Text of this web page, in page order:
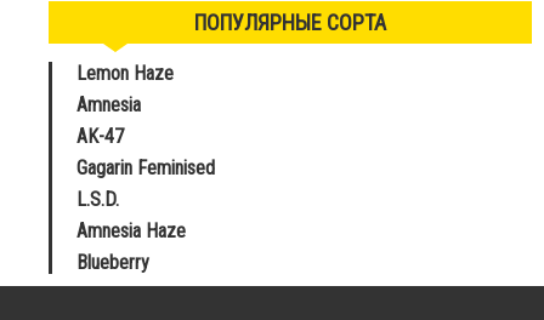
ПОПУЛЯРНЫЕ СОРТА
Lemon Haze
Amnesia
AK-47
Gagarin Feminised
L.S.D.
Amnesia Haze
Blueberry